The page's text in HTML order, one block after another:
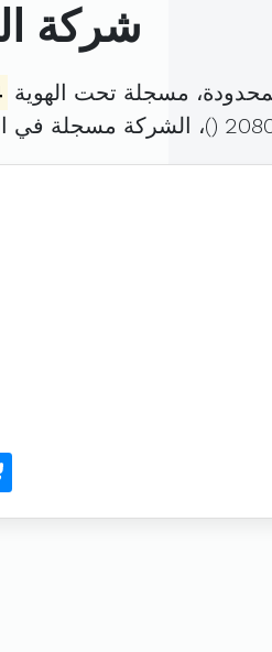
شركة
مسجلة تحت الهوية
)، الشركة مسجلة في